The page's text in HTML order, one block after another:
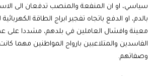
سياسي، او ان المنفعة والمنصب تدفعان الى
بالدم، او الدفع باتجاه تفجير ابراج الطاقة
معينة وافشال العاملين في بلدهم، مشددا على
الفاسدين والمتلاعبين بارواح المواطنين مهما
وصفاتهم.